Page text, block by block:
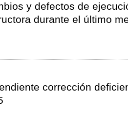
y defectos de
durante el último
corrección